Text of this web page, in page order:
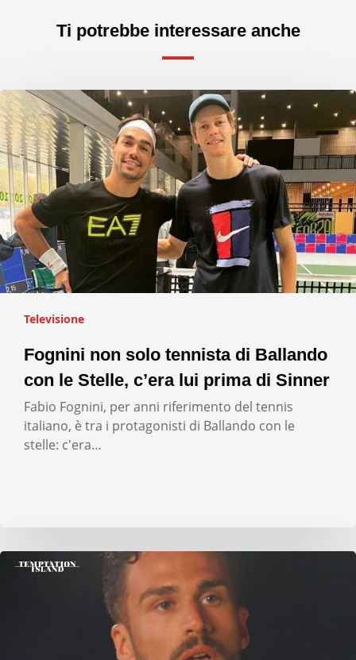
Ti potrebbe interessare anche
Televisione
Fognini non solo tennista di Ballando
con le Stelle, c’era lui prima di Sinner
Fabio Fognini, per anni riferimento del tennis
italiano, è tra i protagonisti di Ballando con le
stelle: c'era…